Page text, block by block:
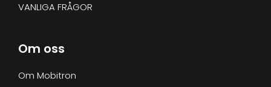
VANLIGA FRÅGOR
Om oss
Om Mobitron